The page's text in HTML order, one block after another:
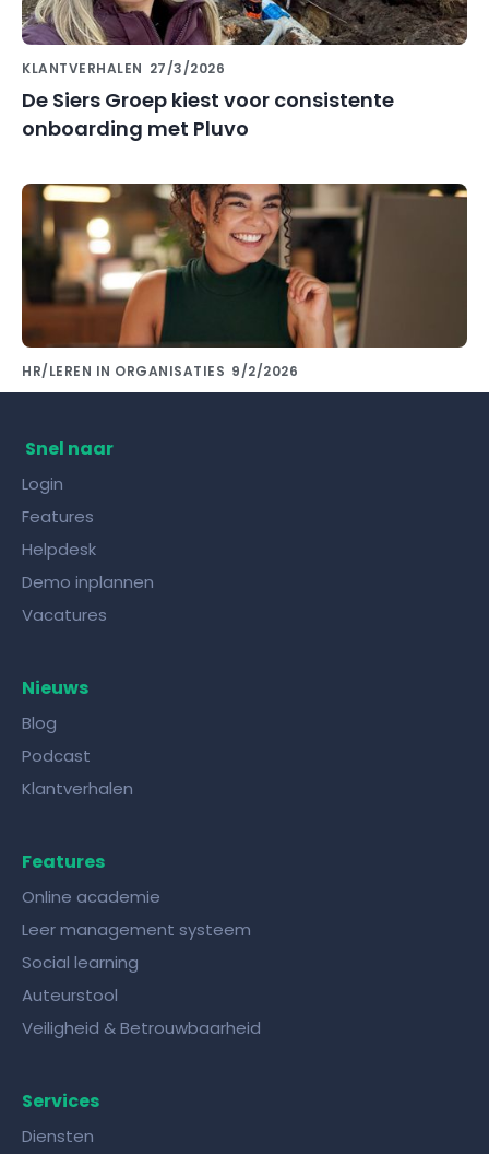
KLANTVERHALEN 27/3/2026
De Siers Groep kiest voor consistente
onboarding met Pluvo
HR/LEREN IN ORGANISATIES 9/2/2026
Snel naar
Login
Features
Helpdesk
Demo inplannen
Vacatures
Nieuws
Blog
Podcast
Klantverhalen
Features
Online academie
Leer management systeem
Social learning
Auteurstool
Veiligheid & Betrouwbaarheid
Services
Diensten